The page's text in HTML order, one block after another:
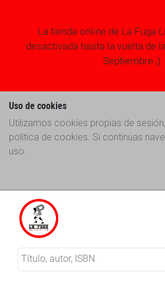
La tienda online de La Fuga
desactivada hasta la vuelta de
Septiembre ;)
Uso de cookies
Utilizamos cookies propias de
política de cookies. Si continúas
uso.